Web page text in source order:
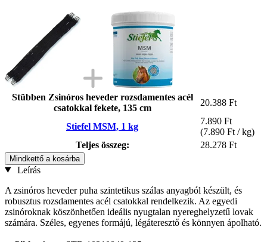
Stübben Zsinóros heveder rozsdamentes acél
csatokkal fekete, 135 cm
20.388 Ft
Stiefel MSM, 1 kg
7.890 Ft
(7.890 Ft / kg)
Teljes összeg:
28.278 Ft
Mindkettő a kosárba
Leírás
A zsinóros heveder puha szintetikus szálas anyagból készült, és
robusztus rozsdamentes acél csatokkal rendelkezik. Az egyedi
zsinóroknak köszönhetően ideális nyugtalan nyereghelyzetű lovak
számára. Széles, egyenes formájú, légáteresztő és könnyen ápolható.